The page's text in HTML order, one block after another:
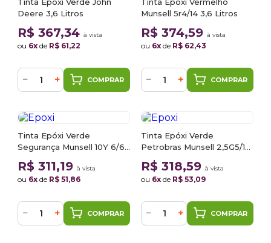
Deere 3,6 Litros
R$ 367,34 à vista
ou 6x de R$ 61,22
− + COMPRAR
Munsell 5r4/14 3,6 Litros
R$ 374,59 à vista
ou 6x de R$ 62,43
− + COMPRAR
Tinta Epóxi Verde
Segurança Munsell 10Y 6/6
9513 3,6 Litros
R$ 311,19 à vista
ou 6x de R$ 51,86
− + COMPRAR
Tinta Epóxi Verde
Petrobras Munsell 2,5G5/10
9515 3,6 Litros
R$ 318,59 à vista
ou 6x de R$ 53,09
− + COMPRAR